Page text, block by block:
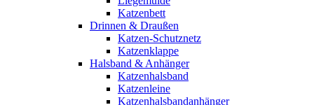
Katzenbett
Drinnen & Draußen
Katzen-Schutznetz
Katzenklappe
Halsband & Anhänger
Katzenhalsband
Katzenleine
Katzenhalsbandanhänger